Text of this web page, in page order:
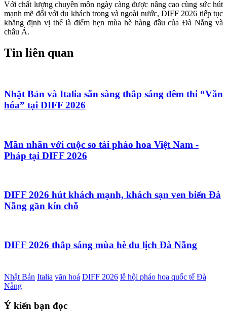
Với chất lượng chuyên môn ngày càng được nâng cao cùng sức hút
mạnh mẽ đối với du khách trong và ngoài nước, DIFF 2026 tiếp tục
khẳng định vị thế là điểm hẹn mùa hè hàng đầu của Đà Nẵng và
châu Á.
Tin liên quan
Nhật Bản và Italia sẵn sàng thắp sáng đêm thi “Văn
hóa” tại DIFF 2026
Mãn nhãn với cuộc so tài pháo hoa Việt Nam -
Pháp tại DIFF 2026
DIFF 2026 hút khách mạnh, khách sạn ven biển Đà
Nẵng gần kín chỗ
DIFF 2026 thắp sáng mùa hè du lịch Đà Nẵng
Nhật Bản Italia văn hoá DIFF 2026 lễ hội pháo hoa quốc tế Đà
Nẵng
Ý kiến bạn đọc